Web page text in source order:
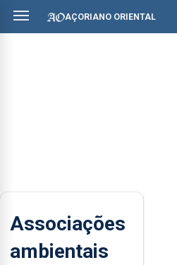
AÇORIANO ORIENTAL
Associações
ambientais